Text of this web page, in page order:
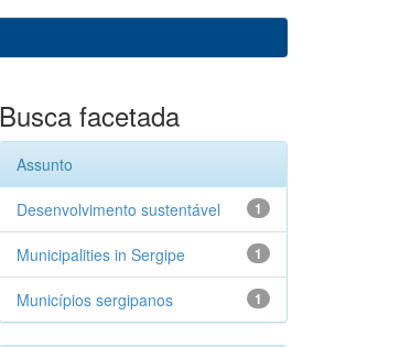
Busca facetada
Assunto
1
Desenvolvimento sustentável
1
Municipalities in Sergipe
1
Municípios sergipanos